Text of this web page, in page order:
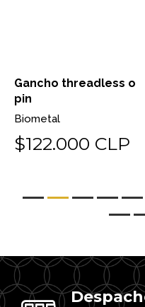
Gancho threadless o
pin
Biometal
$122.000 CLP